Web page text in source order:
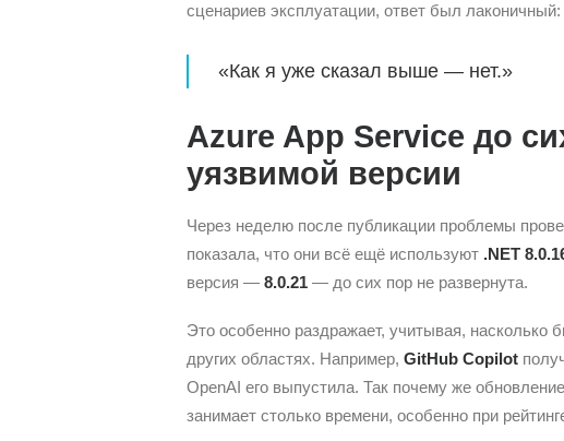
сценариев эксплуатации, ответ был лаконичный:
«Как я уже сказал выше — нет.»
Azure App Service до
уязвимой версии
Через неделю после публикации проблемы
показала, что они всё ещё используют .NET
версия — 8.0.21— до сих пор не развернута.
Это особенно раздражает, учитывая, насколько
других областях. Например, GitHub Copilot
OpenAI его выпустила. Так почему же
занимает столько времени, особенно при